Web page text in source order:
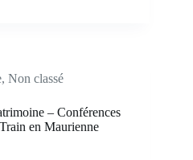
, Non classé
– Conférences
en Maurienne